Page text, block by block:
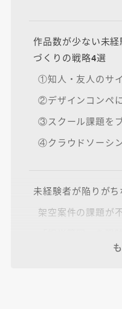
作品数が少ない未
づくりの戦略4選
①知人・友人のサ
②デザインコンペ
③スクール課題を
④クラウドソーシ
未経験者が陥りが
架空案件の課題が